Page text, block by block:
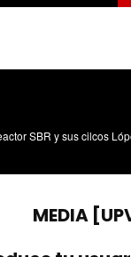
SBR y sus cilcos